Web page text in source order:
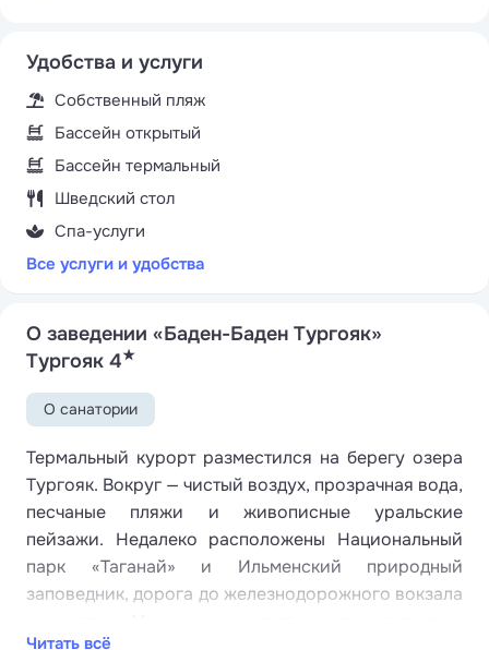
Удобства и услуги
Собственный пляж
Бассейн открытый
Бассейн термальный
Шведский стол
Спа-услуги
Все услуги и удобства
О заведении «Баден-Баден Тургояк»
Тургояк 4★
О санатории
Термальный курорт разместился на берегу озера
Тургояк. Вокруг — чистый воздух, прозрачная вода,
песчаные пляжи и живописные уральские
пейзажи. Недалеко расположены Национальный
парк «Таганай» и Ильменский природный
заповедник, дорога до железнодорожного вокзала
Читать всё